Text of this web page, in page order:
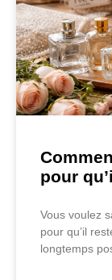
pour
Vous voulez
pour qu’il
longtemps